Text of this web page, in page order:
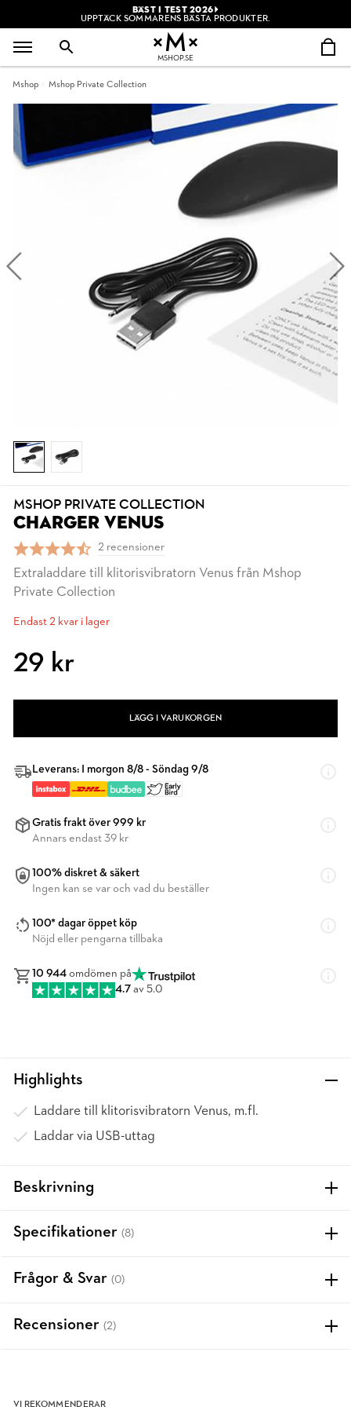
BÄST I TEST 2026
UPPTÄCK SOMMARENS BÄSTA PRODUKTER.
MSHOP.SE
Mshop Mshop Private Collection
MSHOP PRIVATE COLLECTION
CHARGER VENUS
2 recensioner
Extraladdare till klitorisvibratorn Venus från Mshop
Private Collection
Endast 2 kvar i lager
29 kr
LÄGG I VARUKORGEN
Leverans: I morgon 8/8 - Söndag 9/8
Gratis frakt över 999 kr
Annars endast 39 kr
100% diskret & säkert
Ingen kan se var och vad du beställer
100* dagar öppet köp
Nöjd eller pengarna tillbaka
10 944 omdömen på
4.7 av 5.0
Highlights
Laddare till klitorisvibratorn Venus, m.fl.
Laddar via USB-uttag
Beskrivning
Specifikationer (8)
Frågor & Svar (0)
Recensioner (2)
VI REKOMMENDERAR